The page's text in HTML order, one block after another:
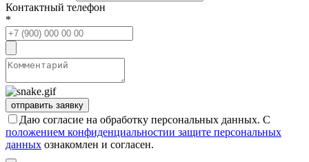
Контактный телефон
*
Даю согласие на обработку персональных данных. С
положением конфиденциальностии защите персональных
данных ознакомлен и согласен.